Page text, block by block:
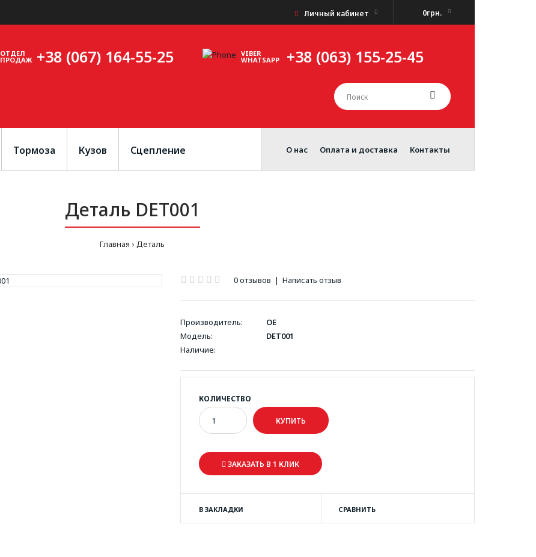
0грн.
Личный кабинет
ОТДЕЛ
ПРОДАЖ +38 (067) 164-55-25 VIBER
WHATSAPP +38 (063) 155-25-45
Тормоза Кузов Сцепление Контакты
Оплата и доставка
О нас
Деталь DET001
Главная Деталь
0 отзывов | Написать отзыв
Производитель:
OE
Модель:
DET001
Наличие:
КОЛИЧЕСТВО
ЗАКАЗАТЬ В 1 КЛИК
В ЗАКЛАДКИ СРАВНИТЬ